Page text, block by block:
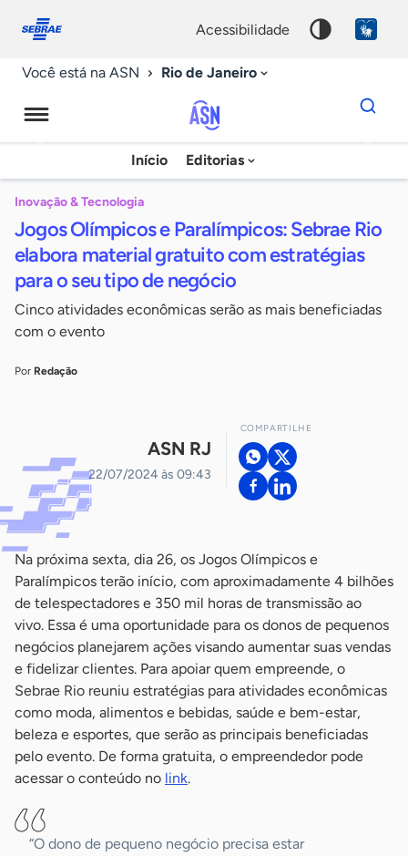
conosco
acessibilidade
Você está na ASN Rio de Janeiro
Agência
Sebrae
Notícias
Início Editorias
Dados
para
chave
Inovação & Tecnologia
Jogos Olímpicos e Paralímpicos: Sebrae Rio
elabora material gratuito com estratégias
para o seu tipo de negócio
Cinco atividades econômicas serão as mais beneficiadas
com o evento
Por Redação
ASN RJ
22/07/2024 às 09:43
COMPARTILHE
Na próxima sexta, dia 26, os Jogos Olímpicos e
Paralímpicos terão início, com aproximadamente 4 bilhões
de telespectadores e 350 mil horas de transmissão ao
vivo. Essa é uma oportunidade para os donos de pequenos
negócios planejarem ações visando aumentar suas vendas
e fidelizar clientes. Para apoiar quem empreende, o
Sebrae Rio reuniu estratégias para atividades econômicas
como moda, alimentos e bebidas, saúde e bem-estar,
beleza e esportes, que serão as principais beneficiadas
pelo evento. De forma gratuita, o empreendedor pode
acessar o conteúdo no link.
“O dono de pequeno negócio precisa estar